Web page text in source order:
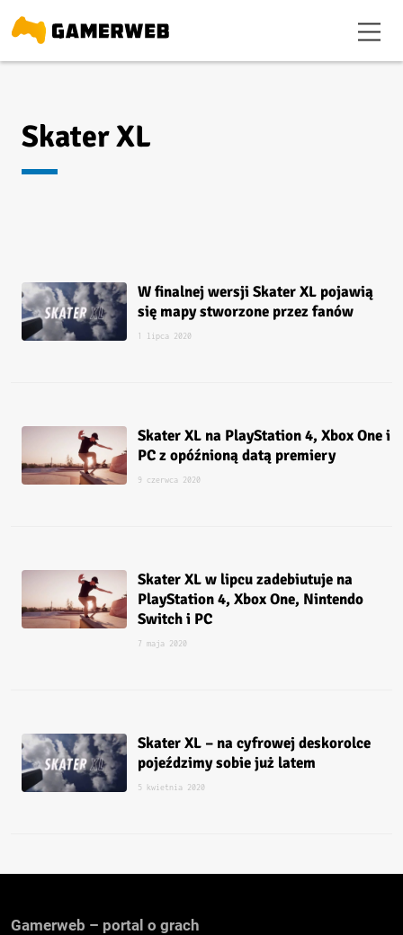
Skater XL
W finalnej wersji Skater XL pojawią
się mapy stworzone przez fanów
1 lipca 2020
Skater XL na PlayStation 4, Xbox One i
PC z opóźnioną datą premiery
9 czerwca 2020
Skater XL w lipcu zadebiutuje na
PlayStation 4, Xbox One, Nintendo
Switch i PC
7 maja 2020
Skater XL – na cyfrowej deskorolce
pojeździmy sobie już latem
5 kwietnia 2020
Gamerweb – portal o grach